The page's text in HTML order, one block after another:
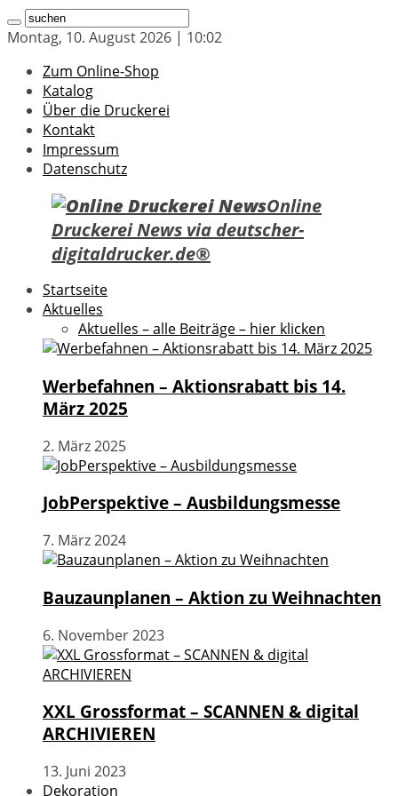
Montag, 10. August 2026 | 10:02
Zum Online-Shop
Katalog
Über die Druckerei
Kontakt
Impressum
Datenschutz
Online
Druckerei News via deutscher-
digitaldrucker.de®
Startseite
Aktuelles
Aktuelles – alle Beiträge – hier klicken
Werbefahnen – Aktionsrabatt bis 14.
März 2025
2. März 2025
JobPerspektive – Ausbildungsmesse
7. März 2024
Bauzaunplanen – Aktion zu Weihnachten
6. November 2023
XXL Grossformat – SCANNEN & digital
ARCHIVIEREN
13. Juni 2023
Dekoration